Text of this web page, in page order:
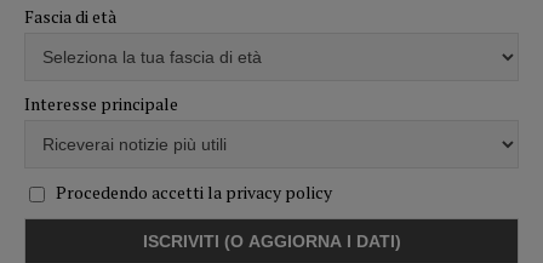
Fascia di età
Interesse principale
Procedendo accetti la privacy policy